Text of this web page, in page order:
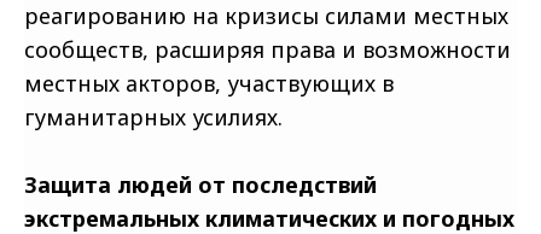
реагированию на кризисы силами местных
сообществ, расширяя права и возможности
местных акторов, участвующих в
гуманитарных усилиях.
Защита людей от последствий
экстремальных климатических и погодных